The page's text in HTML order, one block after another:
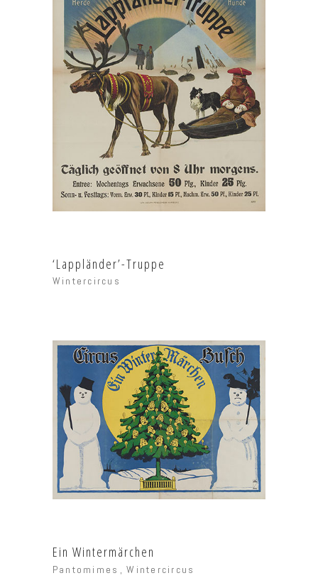
‘Lappländer’-Truppe
Wintercircus
Ein Wintermärchen
Pantomimes Wintercircus